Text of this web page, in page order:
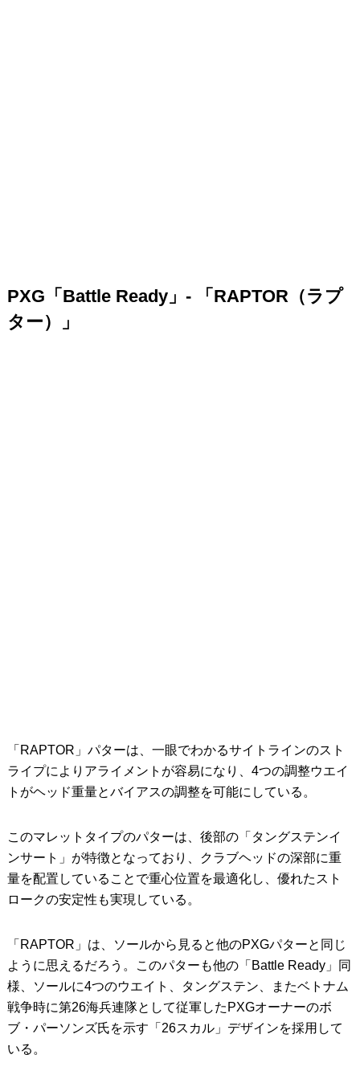
PXG「Battle Ready」- 「RAPTOR（ラプ
ター）」
「RAPTOR」パターは、一眼でわかるサイトラインのスト
ライプによりアライメントが容易になり、4つの調整ウエイ
トがヘッド重量とバイアスの調整を可能にしている。
このマレットタイプのパターは、後部の「タングステンイ
ンサート」が特徴となっており、クラブヘッドの深部に重
量を配置していることで重心位置を最適化し、優れたスト
ロークの安定性も実現している。
「RAPTOR」は、ソールから見ると他のPXGパターと同じ
ように思えるだろう。このパターも他の「Battle Ready」同
様、ソールに4つのウエイト、タングステン、またベトナム
戦争時に第26海兵連隊として従軍したPXGオーナーのボ
ブ・パーソンズ氏を示す「26スカル」デザインを採用して
いる。